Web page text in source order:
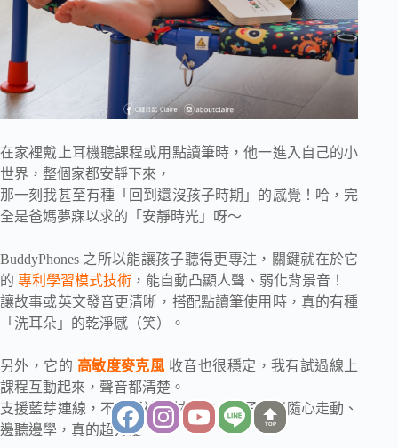
在家裡戴上耳機聽課程或用點讀筆時，他一進入自己的小
世界，整個家都安靜下來，
那一刻我甚至有種「回到還沒孩子時期」的感覺！哈，完
全是爸媽夢寐以求的「安靜時光」呀～
BuddyPhones 之所以能讓孩子聽得更專注，關鍵就在於它
的 專利學習模式技術 ，能自動凸顯人聲、弱化背景音！
讓故事或英文發音更清晰，搭配點讀筆使用時，真的有種
「洗耳朵」的乾淨感（笑）。
另外，它的 高敏度麥克風 收音也很穩定，我有試過線上
課程互動起來，聲音都清楚。
支援藍芽連線，不需要被線材綁住，孩子可以隨心走動、
邊聽邊學，真的超方便
TOP